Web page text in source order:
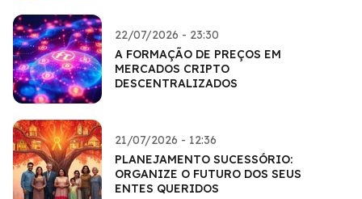
22/07/2026 - 23:30
A FORMAÇÃO DE PREÇOS EM
MERCADOS CRIPTO
DESCENTRALIZADOS
21/07/2026 - 12:36
PLANEJAMENTO SUCESSÓRIO:
ORGANIZE O FUTURO DOS SEUS
ENTES QUERIDOS